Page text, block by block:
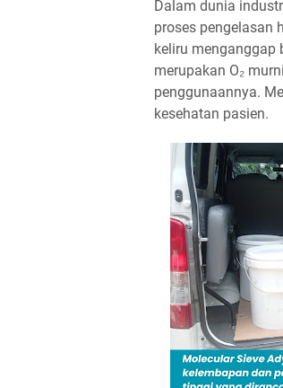
Dalam dunia
proses pengelasan
keliru menganggap
merupakan O₂
penggunaannya.
kesehatan pasien.